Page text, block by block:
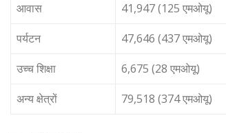
आवास
41,947 (125 एमओयू)
पर्यटन
47,646 (437 एमओयू)
उच्च शिक्षा
6,675 (28 एमओयू)
अन्य क्षेत्रों
79,518 (374 एमओयू)